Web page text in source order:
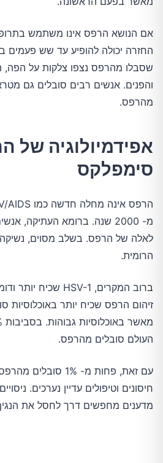
אם הנושא הרפס אינו משתמש
החזרה יכולה להופיע עד שש
שסבלו מהרפס נצפו צלקות על הפה,
והפנים. אנשים רבים סובלים גם
מהרפס.
אפידמיולוגיה של
סימפלקס
מ- 2000 שנה. ברומא העתיקה,
לאלה של הרפס. בשלב מסוים, נשיקה
הרומית.
זיהום הרפס שכיח יותר באוכלוסיות
העולם סובלים מהרפס.
עם זאת, פחות מ- 1%
חיסונים וטיפולים עדיין נערכים.
מדענים מחפשים דרך לחסל את